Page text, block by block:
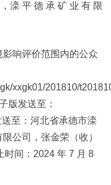
滦 平 德 承 矿 业 有 限
响评价范围内的公众
xxgk01/201810/
版发送至：
至：河北省承德市滦
公司，张金荣（收）
时间：2024 年 7 月 8